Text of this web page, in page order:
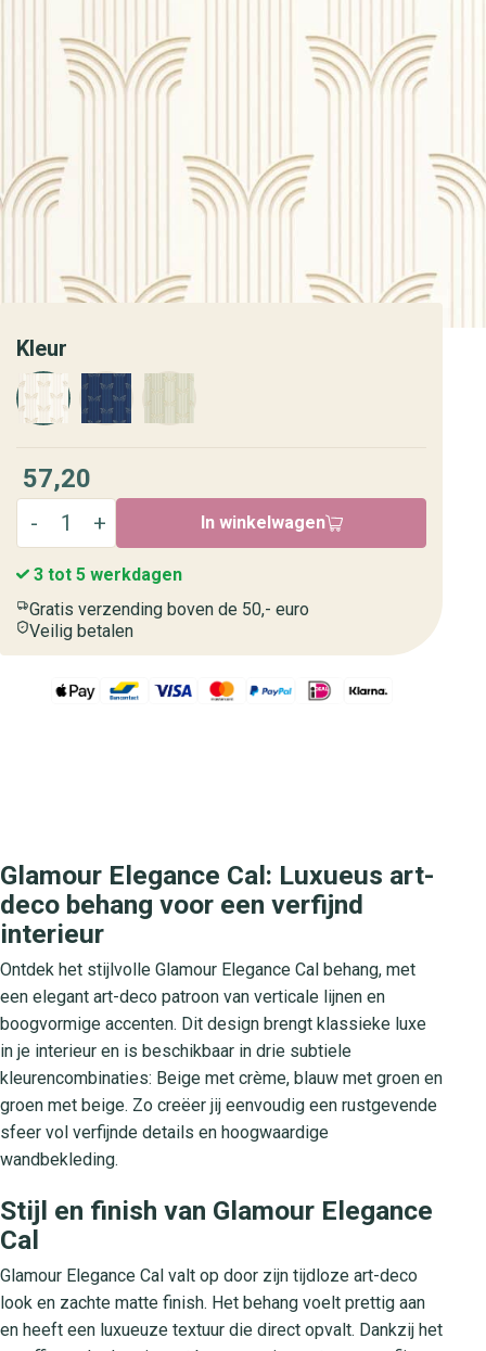
Kleur
57,20
In winkelwagen
3 tot 5 werkdagen
Gratis verzending boven de 50,- euro
Veilig betalen
Glamour Elegance Cal: Luxueus art-
deco behang voor een verfijnd
interieur
Ontdek het stijlvolle Glamour Elegance Cal behang, met
een elegant art-deco patroon van verticale lijnen en
boogvormige accenten. Dit design brengt klassieke luxe
in je interieur en is beschikbaar in drie subtiele
kleurencombinaties: Beige met crème, blauw met groen en
groen met beige. Zo creëer jij eenvoudig een rustgevende
sfeer vol verfijnde details en hoogwaardige
wandbekleding.
Stijl en finish van Glamour Elegance
Cal
Glamour Elegance Cal valt op door zijn tijdloze art-deco
look en zachte matte finish. Het behang voelt prettig aan
en heeft een luxueuze textuur die direct opvalt. Dankzij het